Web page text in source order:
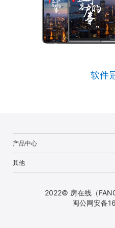
软件
产品中心
其他
2022© 房在线（
闽公网安备